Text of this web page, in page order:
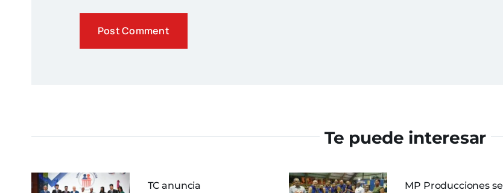
Te puede interesar
TC anuncia
MP Producciones se